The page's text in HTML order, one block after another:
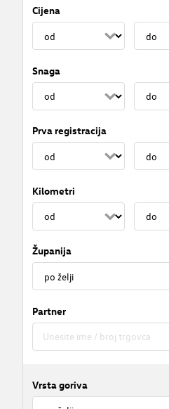
Cijena
Snaga
Prva registracija
Kilometri
Županija
Partner
Vrsta goriva